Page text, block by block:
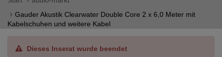
Gauder Akustik Clearwater Double Core 2 x 6,0 Meter mit
Kabelschuhen und weitere Kabel
Dieses Inserat wurde beendet